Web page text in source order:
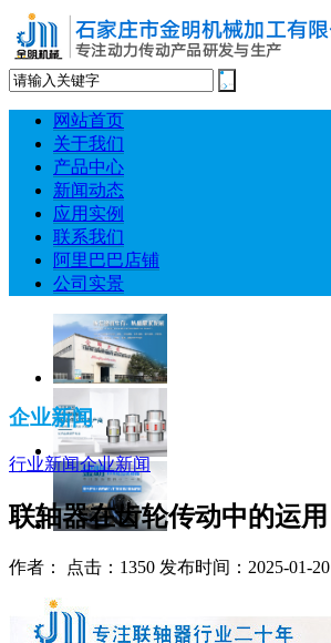
网站首页
关于我们
产品中心
新闻动态
应用实例
联系我们
阿里巴巴店铺
公司实景
企业新闻
行业新闻企业新闻
联轴器在齿轮传动中的运用
作者： 点击：1350 发布时间：2025-01-20